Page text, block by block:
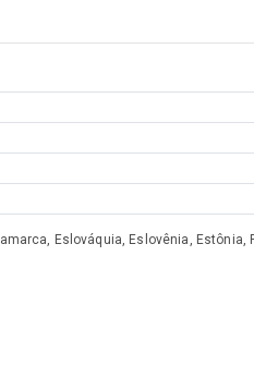
Eslováquia, Eslovênia,